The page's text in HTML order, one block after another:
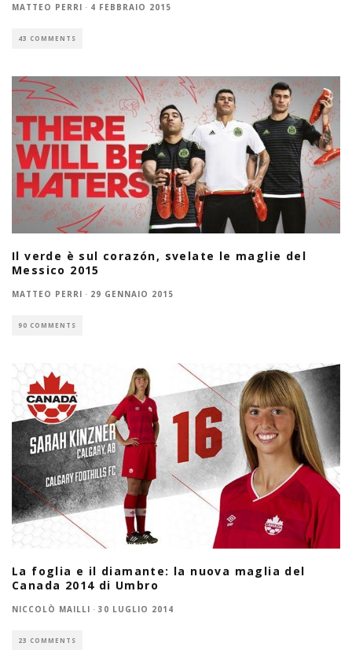
MATTEO PERRI · 4 FEBBRAIO 2015
43 COMMENTS
Il verde è sul corazón, svelate le maglie del
Messico 2015
MATTEO PERRI · 29 GENNAIO 2015
90 COMMENTS
La foglia e il diamante: la nuova maglia del
Canada 2014 di Umbro
NICCOLÒ MAILLI · 30 LUGLIO 2014
23 COMMENTS